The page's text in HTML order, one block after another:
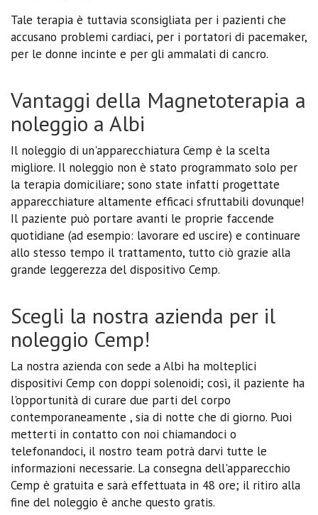
Tale terapia è tuttavia sconsigliata per i pazienti che
accusano problemi cardiaci, per i portatori di pacemaker,
per le donne incinte e per gli ammalati di cancro.
Vantaggi della Magnetoterapia a
noleggio a Albi
Il noleggio di un'apparecchiatura Cemp è la scelta
migliore. Il noleggio non è stato programmato solo per
la terapia domiciliare; sono state infatti progettate
apparecchiature altamente efficaci sfruttabili dovunque!
Il paziente può portare avanti le proprie faccende
quotidiane (ad esempio: lavorare ed uscire) e continuare
allo stesso tempo il trattamento, tutto ciò grazie alla
grande leggerezza del dispositivo Cemp.
Scegli la nostra azienda per il
noleggio Cemp!
La nostra azienda con sede a Albi ha molteplici
dispositivi Cemp con doppi solenoidi; così, il paziente ha
l'opportunità di curare due parti del corpo
contemporaneamente , sia di notte che di giorno. Puoi
metterti in contatto con noi chiamandoci o
telefonandoci, il nostro team potrà darvi tutte le
informazioni necessarie. La consegna dell'apparecchio
Cemp è gratuita e sarà effettuata in 48 ore; il ritiro alla
fine del noleggio è anche questo gratis.